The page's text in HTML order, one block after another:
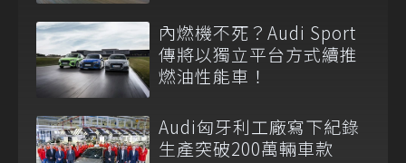
內燃機不死？Audi Sport
傳將以獨立平台方式續推
燃油性能車！
Audi匈牙利工廠寫下紀錄
生產突破200萬輛車款